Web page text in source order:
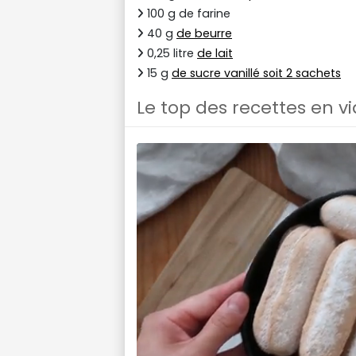
100 g de farine
40 g de beurre
0,25 litre de lait
15 g de sucre vanillé soit 2 sachets
Le top des recettes en